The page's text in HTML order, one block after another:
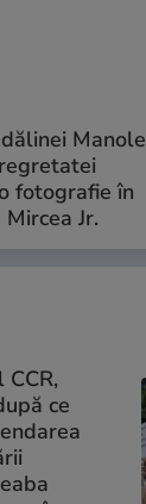
Manole
fotografie în
Jr.
ce